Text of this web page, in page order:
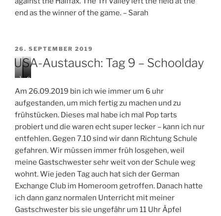
end as the winner of the game. – Sarah
VERÖFFENTLICHT
AM
26. SEPTEMBER 2019
USA-Austausch: Tag 9 – Schoolday
V
l
e
y
l
l
g
m
e
C
h
e
r
l
e
d
e
r
g
y
m
p
o
t
a
r
t
Am 26.09.2019 bin ich wie immer um 6 uhr
aufgestanden, um mich fertig zu machen und zu
frühstücken. Dieses mal habe ich mal Pop tarts
probiert und die waren echt super lecker – kann ich nur
entfehlen. Gegen 7.10 sind wir dann Richtung Schule
gefahren. Wir müssen immer früh losgehen, weil
meine Gastschwester sehr weit von der Schule weg
wohnt. Wie jeden Tag auch hat sich der German
Exchange Club im Homeroom getroffen. Danach hatte
ich dann ganz normalen Unterricht mit meiner
Gastschwester bis sie ungefähr um 11 Uhr Äpfel